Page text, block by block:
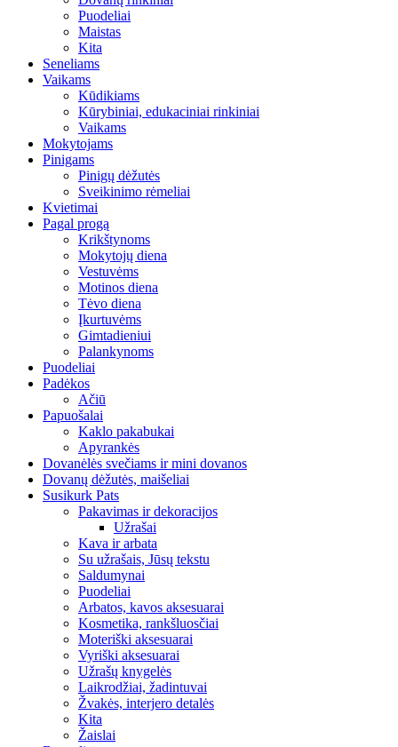
Puodeliai
Maistas
Kita
Seneliams
Vaikams
Kūdikiams
Kūrybiniai, edukaciniai rinkiniai
Vaikams
Mokytojams
Pinigams
Pinigų dėžutės
Sveikinimo rėmeliai
Kvietimai
Pagal progą
Krikštynoms
Mokytojų diena
Vestuvėms
Motinos diena
Tėvo diena
Įkurtuvėms
Gimtadieniui
Palankynoms
Puodeliai
Padėkos
Ačiū
Papuošalai
Kaklo pakabukai
Apyrankės
Dovanėlės svečiams ir mini dovanos
Dovanų dėžutės, maišeliai
Susikurk Pats
Pakavimas ir dekoracijos
Užrašai
Kava ir arbata
Su užrašais, Jūsų tekstu
Saldumynai
Puodeliai
Arbatos, kavos aksesuarai
Kosmetika, rankšluosčiai
Moteriški aksesuarai
Vyriški aksesuarai
Užrašų knygelės
Laikrodžiai, žadintuvai
Žvakės, interjero detalės
Kita
Žaislai